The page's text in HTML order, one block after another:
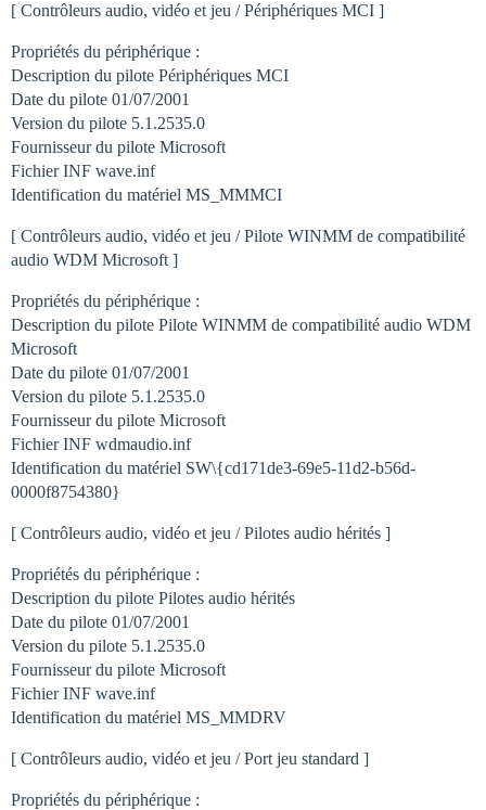
[ Contrôleurs audio, vidéo et jeu / Périphériques MCI ]
Propriétés du périphérique :
Description du pilote Périphériques MCI
Date du pilote 01/07/2001
Version du pilote 5.1.2535.0
Fournisseur du pilote Microsoft
Fichier INF wave.inf
Identification du matériel MS_MMMCI
[ Contrôleurs audio, vidéo et jeu / Pilote WINMM de compatibilité
audio WDM Microsoft ]
Propriétés du périphérique :
Description du pilote Pilote WINMM de compatibilité audio WDM
Microsoft
Date du pilote 01/07/2001
Version du pilote 5.1.2535.0
Fournisseur du pilote Microsoft
Fichier INF wdmaudio.inf
Identification du matériel SW\{cd171de3-69e5-11d2-b56d-
0000f8754380}
[ Contrôleurs audio, vidéo et jeu / Pilotes audio hérités ]
Propriétés du périphérique :
Description du pilote Pilotes audio hérités
Date du pilote 01/07/2001
Version du pilote 5.1.2535.0
Fournisseur du pilote Microsoft
Fichier INF wave.inf
Identification du matériel MS_MMDRV
[ Contrôleurs audio, vidéo et jeu / Port jeu standard ]
Propriétés du périphérique :